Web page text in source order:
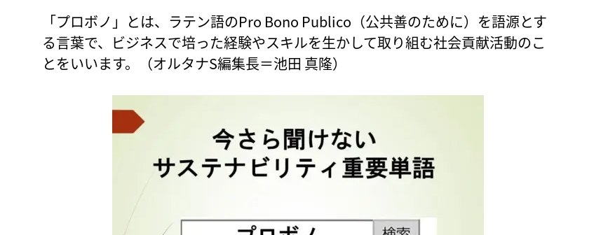
「プロボノ」とは、ラテン語のPro Bono Publico（公共善のために）を語源とす
る言葉で、ビジネスで培った経験やスキルを生かして取り組む社会貢献活動のこ
とをいいます。（オルタナS編集長＝池田 真隆）